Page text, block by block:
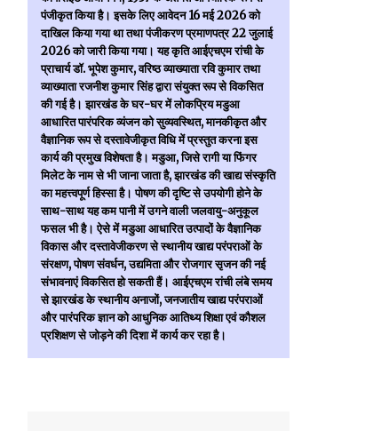
पंजीकृत किया है। इसके लिए आवेदन 16 मई 2026 को
दाखिल किया गया था तथा पंजीकरण प्रमाणपत्र 22 जुलाई
2026 को जारी किया गया। यह कृति आईएचएम रांची के
प्राचार्य डॉ. भूपेश कुमार, वरिष्ठ व्याख्याता रवि कुमार तथा
व्याख्याता रजनीश कुमार सिंह द्वारा संयुक्त रूप से विकसित
की गई है। झारखंड के घर-घर में लोकप्रिय मडुआ
आधारित पारंपरिक व्यंजन को सुव्यवस्थित, मानकीकृत और
वैज्ञानिक रूप से दस्तावेजीकृत विधि में प्रस्तुत करना इस
कार्य की प्रमुख विशेषता है। मडुआ, जिसे रागी या फिंगर
मिलेट के नाम से भी जाना जाता है, झारखंड की खाद्य संस्कृति
का महत्त्वपूर्ण हिस्सा है। पोषण की दृष्टि से उपयोगी होने के
साथ-साथ यह कम पानी में उगने वाली जलवायु-अनुकूल
फसल भी है। ऐसे में मडुआ आधारित उत्पादों के वैज्ञानिक
विकास और दस्तावेजीकरण से स्थानीय खाद्य परंपराओं के
संरक्षण, पोषण संवर्धन, उद्यमिता और रोजगार सृजन की नई
संभावनाएं विकसित हो सकती हैं। आईएचएम रांची लंबे समय
से झारखंड के स्थानीय अनाजों, जनजातीय खाद्य परंपराओं
और पारंपरिक ज्ञान को आधुनिक आतिथ्य शिक्षा एवं कौशल
प्रशिक्षण से जोड़ने की दिशा में कार्य कर रहा है।